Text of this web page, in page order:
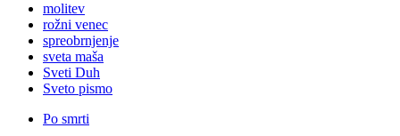
molitev
rožni venec
spreobrnjenje
sveta maša
Sveti Duh
Sveto pismo
Po smrti